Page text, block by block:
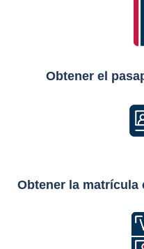
Obtener el
Obtener la matrícula